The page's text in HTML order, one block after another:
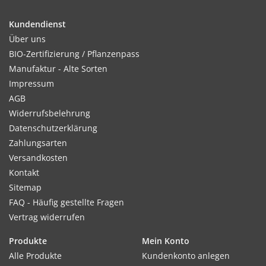
Kultur:
Reihenabstand 30-40cm, in der Reihe 3–4cm oder 10–12
Samen pro lfd Meter. Feltham First ist selbstragend und kann
ohne Rankhilfe kultiviert werden.
Standort:
Sonnige, warme Lage. Keine Stickstoffdüngung und Stallmist,
Erbsen sind Schwachzehrer. Eine normale Grunddüngung bei
der Bodenvorbereitung reicht aus.
Ernte / Blüte:
Erste Ernte ca. 12–14 Wochen nach der Aussaat. Nach dem
Kundendienst
Über uns
BIO-Zertifizierung / Pflanzenpass
Manufaktur - Alte Sorten
Impressum
AGB
Widerrufsbelehrung
Datenschutzerklärung
Zahlungsarten
Versandkosten
Kontakt
Sitemap
FAQ - Häufig gestellte Fragen
Vertrag widerrufen
Produkte
Alle Produkte
Mein Konto
Kundenkonto anlegen